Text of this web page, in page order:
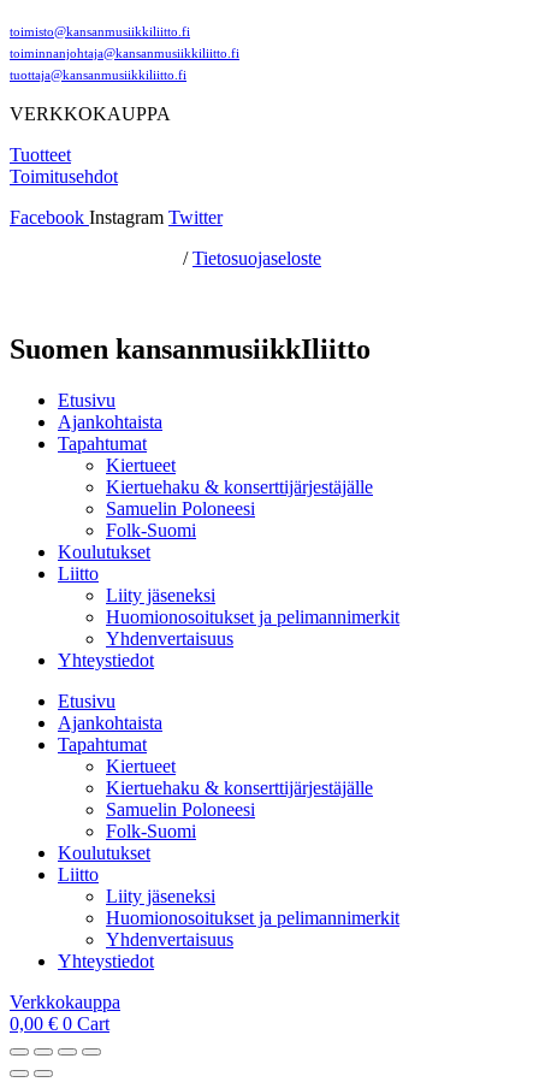
toimisto@kansanmusiikkiliitto.fi
toiminnanjohtaja@kansanmusiikkiliitto.fi
tuottaja@kansanmusiikkiliitto.fi
VERKKOKAUPPA
Tuotteet
Toimitusehdot
Facebook Instagram Twitter
/Tietosuojaseloste
Suomen kansanmusiikkIliitto
Etusivu
Ajankohtaista
Tapahtumat
Kiertueet
Kiertuehaku & konserttijärjestäjälle
Samuelin Poloneesi
Folk-Suomi
Koulutukset
Liitto
Liity jäseneksi
Huomionosoitukset ja pelimannimerkit
Yhdenvertaisuus
Yhteystiedot
Etusivu
Ajankohtaista
Tapahtumat
Kiertueet
Kiertuehaku & konserttijärjestäjälle
Samuelin Poloneesi
Folk-Suomi
Koulutukset
Liitto
Liity jäseneksi
Huomionosoitukset ja pelimannimerkit
Yhdenvertaisuus
Yhteystiedot
Verkkokauppa
0,00 € 0 Cart